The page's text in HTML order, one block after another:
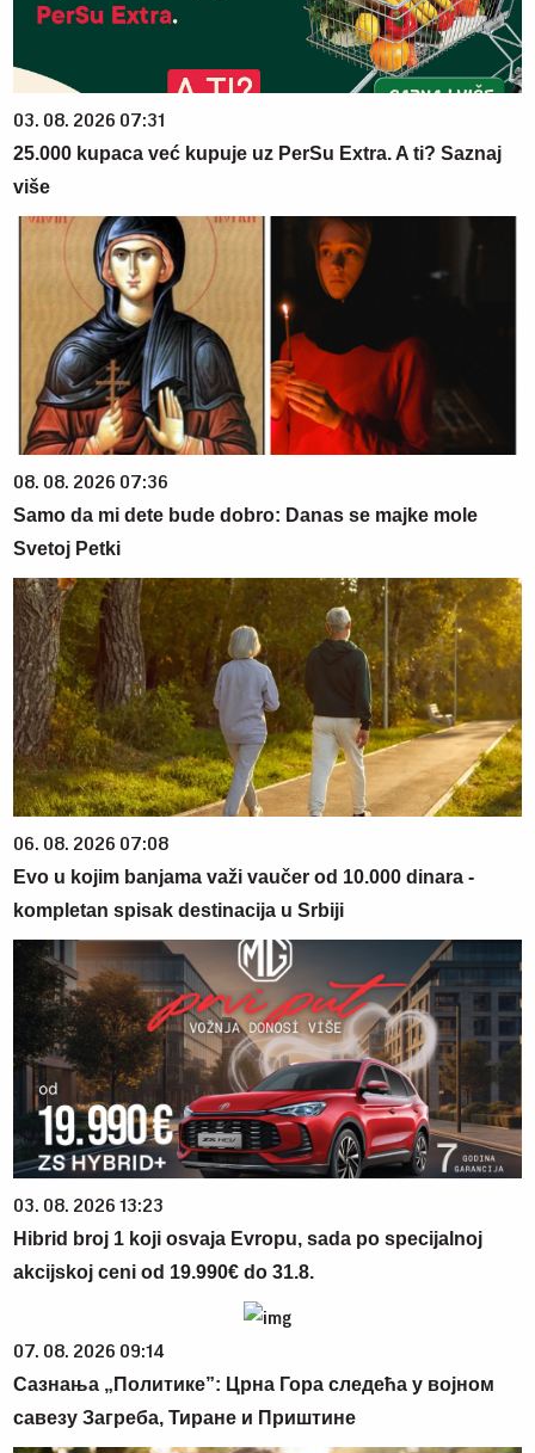
03. 08. 2026 07:31
25.000 kupaca već kupuje uz PerSu Extra. A ti? Saznaj
više
08. 08. 2026 07:36
Samo da mi dete bude dobro: Danas se majke mole
Svetoj Petki
06. 08. 2026 07:08
Evo u kojim banjama važi vaučer od 10.000 dinara -
kompletan spisak destinacija u Srbiji
03. 08. 2026 13:23
Hibrid broj 1 koji osvaja Evropu, sada po specijalnoj
akcijskoj ceni od 19.990€ do 31.8.
07. 08. 2026 09:14
Сазнања „Политике”: Црна Гора следећа у војном
савезу Загреба, Тиране и Приштине